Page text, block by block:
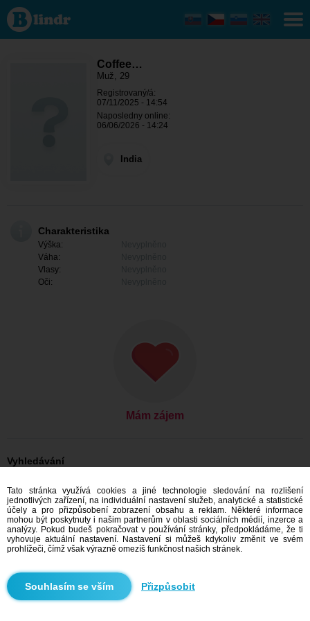
Coffee
lover -
On
hledá
Coffee…
Muž, 29
Registrovaný/á:
07/11/2025 - 14:54
Naposledny online:
06/06/2026 - 14:24
India
Charakteristika
Výška:
Váha:
Vlasy:
Oči:
Mám zájem
Vyhledávání
On hledá ji: Muži, 29
On hledá ji: Muži, 29 - India
Seznamka India
Tato stránka využívá cookies a jiné technologie sledování na rozlišení
jednotlivých zařízení, na individuální nastavení služeb, analytické a statistické
účely a pro přizpůsobení zobrazení obsahu a reklam. Některé informace
mohou být poskytnuty i našim partnerům v oblasti sociálních médií, inzerce a
analýzy. Pokud budeš pokračovat v používání stránky, předpokládáme, že ti
vyhovuje aktuální nastavení. Nastavení si můžeš kdykoliv změnit ve svém
prohlížeči, čímž však výrazně omezíš funkčnost našich stránek.
Přizpůsobit